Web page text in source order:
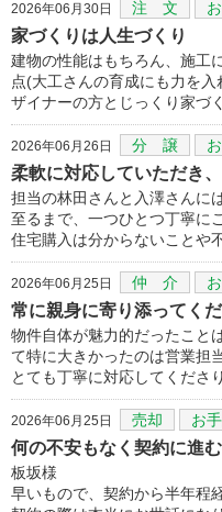
2026年06月30日 注 文
家づくりは人生づくり
建物の性能はもちろん、施工
点(大工さんの育成にも力を
ザイナーの方とじっくり家づ
2026年06月26日 分 譲
柔軟に対応していただき
担当の林田さんと入澤さんに
至るまで、一つひとつ丁寧に
住宅購入は分からないことや
2026年06月25日 仲 介
常に親身に寄り添ってく
物件自体が魅力的だったこと
て特に大きかったのは営業担
とても丁寧に対応してくださ
2026年06月25日 売却 お
何の不安もなく契約に進
板坂様
早いもので、契約から半年程